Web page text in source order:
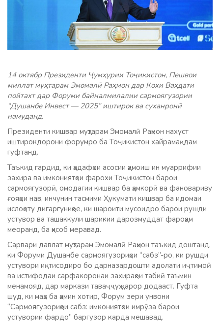
14 октябр Президенти Ҷумҳурии Тоҷикистон, Пешвои
миллат муҳтарам Эмомалӣ Раҳмон дар Кохи Ваҳдати
пойтахт дар Форуми байналмилалии сармоягузории
“Душанбе Инвест — 2025” иштирок ва суханронӣ
намуданд.
Президенти кишвар муҳтарам Эмомалӣ Раҳмон нахуст
иштирокдорони форумро ба Тоҷикистон хайрамақдам
гуфтанд.
Таъкид гардид, ки ҳадафҳои асосии ҳамоиш ин муаррифии
захира ва имкониятҳои фарохи Тоҷикистон барои
сармоягузорӣ, омодагии кишвар ба ҳамкорӣ ва фановариву
ғояҳои нав, инчунин тасмими Ҳукумати кишвар ба идомаи
ислоҳоту дигаргуниҳое, ки шароити мусоидро барои рушди
устувор ва ташаккули шарикии дарозмуддат фароҳам
меоранд, ба ҳисоб меравад.
Сарвари давлат муҳтарам Эмомалӣ Раҳмон таъкид доштанд,
ки Форуми Душанбе сармоягузориҳои “сабз”-ро, ки рушди
устувори иқтисодиро бо дарназардошти адолати иҷтимоӣ
ва истифодаи сарфакоронаи захираҳои табиӣ таъмин
менамояд, дар маркази таваҷҷуҳ қарор додааст. Гуфта
шуд, ки маҳз ба ҳамин хотир, Форум зери унвони
“Сармоягузориҳои сабз: имкониятҳои имрӯза барои
устувории фардо” баргузор карда мешавад.